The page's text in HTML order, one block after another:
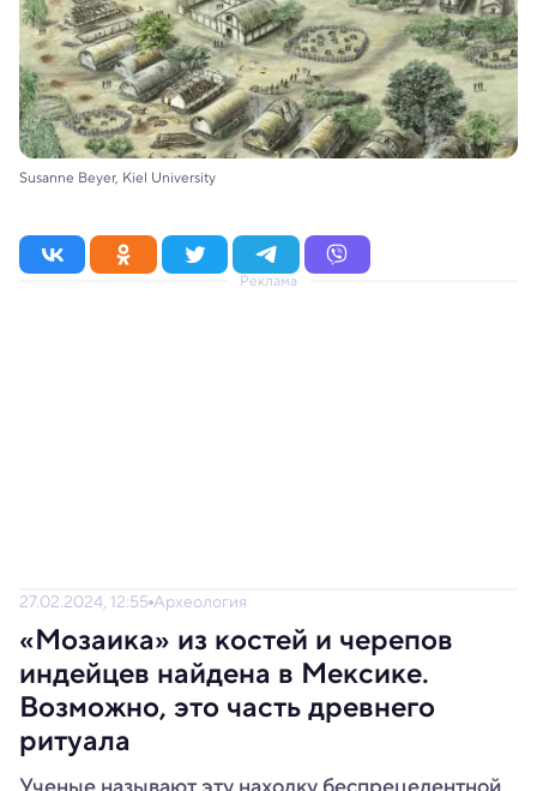
Susanne Beyer, Kiel University
Реклама
27.02.2024, 12:55 Археология
«Мозаика» из костей и черепов
индейцев найдена в Мексике.
Возможно, это часть древнего
ритуала